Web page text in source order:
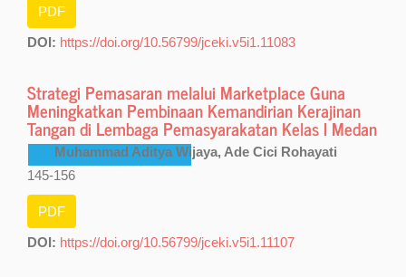
PDF
DOI: https://doi.org/10.56799/jceki.v5i1.11083
Strategi Pemasaran melalui Marketplace Guna
Meningkatkan Pembinaan Kemandirian Kerajinan
Tangan di Lembaga Pemasyarakatan Kelas I Medan
Muhammad Aditya Wijaya, Ade Cici Rohayati
145-156
PDF
DOI: https://doi.org/10.56799/jceki.v5i1.11107